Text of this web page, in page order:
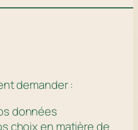
demander :
données
choix en matière de